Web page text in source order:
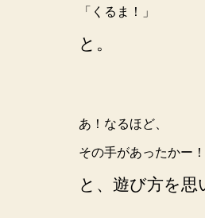
「くるま！」
と。
あ！なるほど、
その手があったかー！
と、遊び方を思